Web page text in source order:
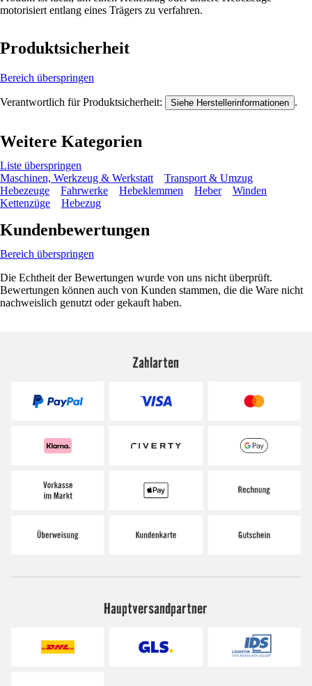
motorisiert entlang eines Trägers zu verfahren.
Produktsicherheit
Bereich überspringen
Verantwortlich für Produktsicherheit: Siehe Herstellerinformationen .
Weitere Kategorien
Liste überspringen
Maschinen, Werkzeug & Werkstatt
Transport & Umzug
Hebezeuge
Fahrwerke Hebeklemmen Heber
Winden
Kettenzüge
Hebezug
Kundenbewertungen
Bereich überspringen
Die Echtheit der Bewertungen wurde von uns nicht überprüft.
Bewertungen können auch von Kunden stammen, die die Ware nicht
nachweislich genutzt oder gekauft haben.
Zahlarten
Hauptversandpartner